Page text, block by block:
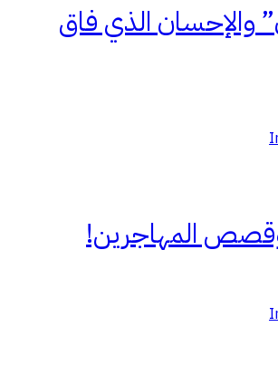
والإحسان الذي فاق
المهاجرين!